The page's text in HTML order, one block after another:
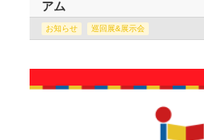
アム
お知らせ 巡回展&展示会